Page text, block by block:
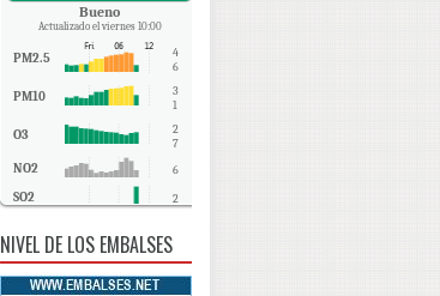
Bueno
Actualizado el viernes 10:00
PM2.5
4
6
PM10
3
1
O3
2
7
NO2 6
SO2 2
NIVEL DE LOS EMBALSES